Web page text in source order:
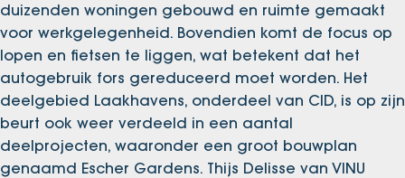
duizenden woningen gebouwd en ruimte gemaakt
voor werkgelegenheid. Bovendien komt de focus op
lopen en fietsen te liggen, wat betekent dat het
autogebruik fors gereduceerd moet worden. Het
deelgebied Laakhavens, onderdeel van CID, is op zijn
beurt ook weer verdeeld in een aantal
deelprojecten, waaronder een groot bouwplan
genaamd Escher Gardens. Thijs Delisse van VINU